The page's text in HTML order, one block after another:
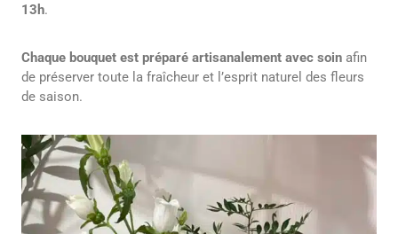
13h.
Chaque bouquet est préparé artisanalement avec soin afin
de préserver toute la fraîcheur et l’esprit naturel des fleurs
de saison.